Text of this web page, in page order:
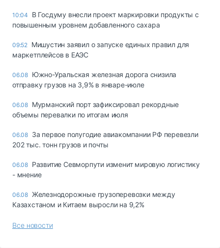
10:04
В Госдуму внесли проект маркировки продукты с
повышенным уровнем добавленного сахара
09:52 Мишустин заявил о запуске единых правил для
маркетплейсов в ЕАЭС
06.08 Южно-Уральская железная дорога снизила
отправку грузов на 3,9% в январе-июле
06.08 Мурманский порт зафиксировал рекордные
объемы перевалки по итогам июля
06.08 За первое полугодие авиакомпании РФ перевезли
202 тыс. тонн грузов и почты
06.08 Развитие Севморпути изменит мировую логистику
- мнение
06.08 Железнодорожные грузоперевозки между
Казахстаном и Китаем выросли на 9,2%
Все новости